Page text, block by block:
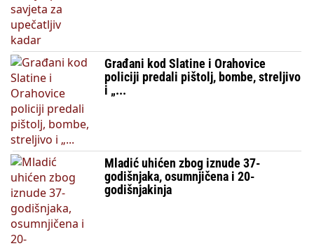
Građani kod Slatine i Orahovice
policiji predali pištolj, bombe, streljivo
i „...
Mladić uhićen zbog iznude 37-
godišnjaka, osumnjičena i 20-
godišnjakinja